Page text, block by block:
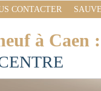
CONTACTER
à Caen